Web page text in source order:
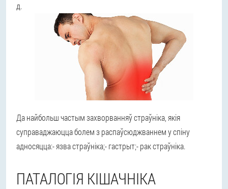
д.
Да найбольш частым захворванняў страўніка, якія
суправаджаюцца болем з распаўсюджваннем у спіну
адносяцца:- язва страўніка;- гастрыт;- рак страўніка.
ПАТАЛОГІЯ КІШАЧНІКА